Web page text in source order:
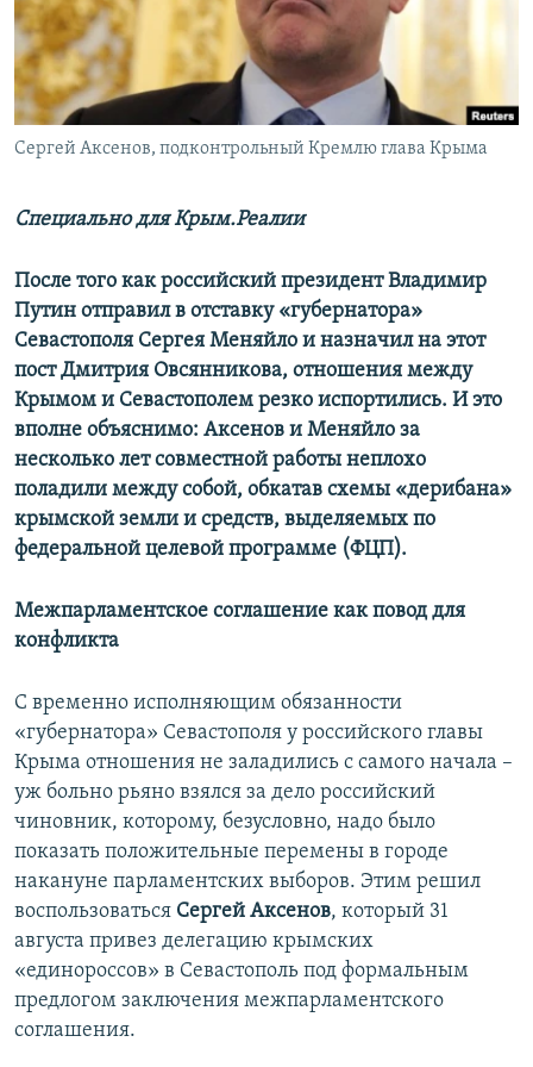
ПОБЕДИТЕЛЕЙ НЕ СУДЯТ?
КРЫМ.НЕПОКОРЕННЫЙ
ELIFBE
УКРАИНСКАЯ ПРОБЛЕМА КРЫМА
ПРИСОЕДИНЯЙТЕСЬ!
Сергей Аксенов, подконтрольный Кремлю глава Крыма
Специально для Крым.Реалии
После того как российский президент Владимир
Путин отправил в отставку «губернатора»
Севастополя Сергея Меняйло и назначил на этот
пост Дмитрия Овсянникова, отношения между
Крымом и Севастополем резко испортились. И это
вполне объяснимо: Аксенов и Меняйло за
несколько лет совместной работы неплохо
поладили между собой, обкатав схемы «дерибана»
крымской земли и средств, выделяемых по
федеральной целевой программе (ФЦП).
Межпарламентское соглашение как повод для
конфликта
С временно исполняющим обязанности
«губернатора» Севастополя у российского главы
Крыма отношения не заладились с самого начала –
уж больно рьяно взялся за дело российский
чиновник, которому, безусловно, надо было
показать положительные перемены в городе
накануне парламентских выборов. Этим решил
воспользоваться Сергей Аксенов, который 31
августа привез делегацию крымских
«единороссов» в Севастополь под формальным
предлогом заключения межпарламентского
соглашения.